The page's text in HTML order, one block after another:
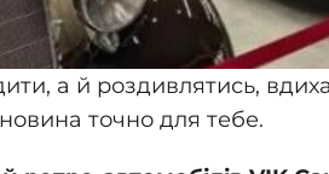
а й роздивлятись,
точно для тебе.